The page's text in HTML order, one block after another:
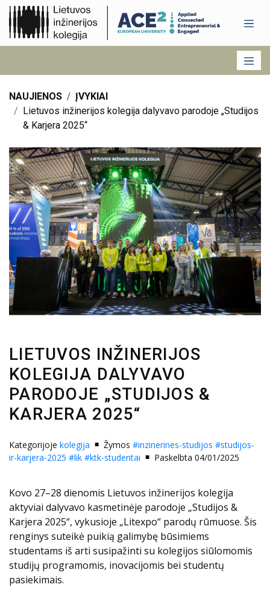
NAUJIENOS
ĮVYKIAI
Lietuvos inžinerijos kolegija dalyvavo parodoje „Studijos
& Karjera 2025“
LIETUVOS INŽINERIJOS
KOLEGIJA DALYVAVO
PARODOJE „STUDIJOS &
KARJERA 2025“
Kategorijoje kolegija Žymos #inzinerines-studijos #studijos-
ir-karjera-2025 #lik #ktk-studentai Paskelbta 04/01/2025
Kovo 27–28 dienomis Lietuvos inžinerijos kolegija
aktyviai dalyvavo kasmetinėje parodoje „Studijos &
Karjera 2025“, vykusioje „Litexpo“ parodų rūmuose. Šis
renginys suteikė puikią galimybę būsimiems
studentams iš arti susipažinti su kolegijos siūlomomis
studijų programomis, inovacijomis bei studentų
pasiekimais.